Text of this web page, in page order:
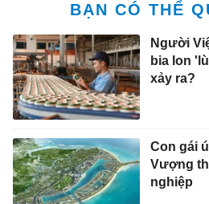
BẠN CÓ THỂ
Người
bia lon
xảy ra?
Con gái
Vượng
nghiệp